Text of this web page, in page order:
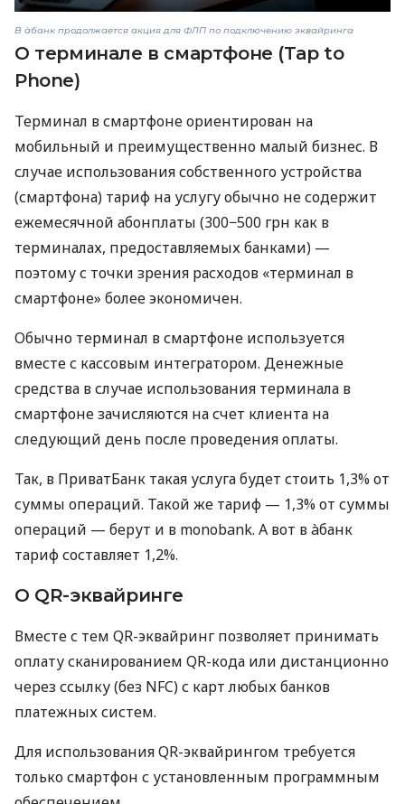
В àбанк продолжается акция для ФЛП по подключению эквайринга
О терминале в смартфоне (Tap to
Phone)
Терминал в смартфоне ориентирован на
мобильный и преимущественно малый бизнес. В
случае использования собственного устройства
(смартфона) тариф на услугу обычно не содержит
ежемесячной абонплаты (300−500 грн как в
терминалах, предоставляемых банками) —
поэтому с точки зрения расходов «терминал в
смартфоне» более экономичен.
Обычно терминал в смартфоне используется
вместе с кассовым интегратором. Денежные
средства в случае использования терминала в
смартфоне зачисляются на счет клиента на
следующий день после проведения оплаты.
Так, в ПриватБанк такая услуга будет стоить 1,3% от
суммы операций. Такой же тариф — 1,3% от суммы
операций — берут и в monobank. А вот в àбанк
тариф составляет 1,2%.
О QR-эквайринге
Вместе с тем QR-эквайринг позволяет принимать
оплату сканированием QR-кода или дистанционно
через ссылку (без NFC) с карт любых банков
платежных систем.
Для использования QR-эквайрингом требуется
только смартфон с установленным программным